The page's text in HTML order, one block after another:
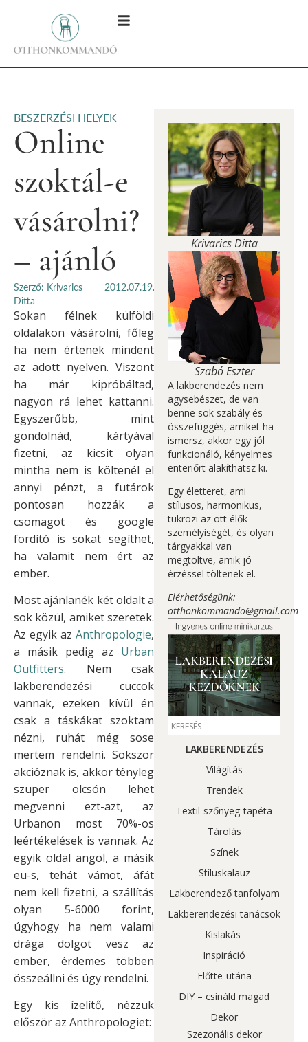
BESZERZÉSI HELYEK
Online
szoktál-e
vásárolni?
– ajánló
Szerző: Krivarics
Ditta
2012.07.19.
Sokan félnek külföldi
oldalakon vásárolni, főleg
ha nem értenek mindent
az adott nyelven. Viszont
ha már kipróbáltad,
nagyon rá lehet kattanni.
Egyszerűbb, mint
gondolnád, kártyával
fizetni, az kicsit olyan
mintha nem is költenél el
annyi pénzt, a futárok
pontosan hozzák a
csomagot és google
fordító is sokat segíthet,
ha valamit nem ért az
ember.
Most ajánlanék két oldalt a
sok közül, amiket szeretek.
Az egyik az Anthropologie,
a másik pedig az Urban
Outfitters. Nem csak
lakberendezési cuccok
vannak, ezeken kívül én
csak a táskákat szoktam
nézni, ruhát még sose
mertem rendelni. Sokszor
akcióznak is, akkor tényleg
szuper olcsón lehet
megvenni ezt-azt, az
Urbanon most 70%-os
leértékelések is vannak. Az
egyik oldal angol, a másik
eu-s, tehát vámot, áfát
nem kell fizetni, a szállítás
olyan 5-6000 forint,
úgyhogy ha nem valami
drága dolgot vesz az
ember, érdemes többen
összeállni és úgy rendelni.
Egy kis ízelítő, nézzük
először az Anthropologiet:
Krivarics Ditta
Szabó Eszter
A lakberendezés nem
agysebészet, de van
benne sok szabály és
összefüggés, amiket ha
ismersz, akkor egy jól
funkcionáló, kényelmes
enteriőrt alakíthatsz ki.
Egy életteret, ami
stílusos, harmonikus,
tükrözi az ott élők
személyiségét, és olyan
tárgyakkal van
megtöltve, amik jó
érzéssel töltenek el.
Elérhetőségünk:
otthonkommando@gmail.com
LAKBERENDEZÉS
Világítás
Trendek
Textil-szőnyeg-tapéta
Tárolás
Színek
Stíluskalauz
Lakberendező tanfolyam
Lakberendezési tanácsok
Kislakás
Inspiráció
Előtte-utána
DIY – csináld magad
Dekor
Szezonális dekor